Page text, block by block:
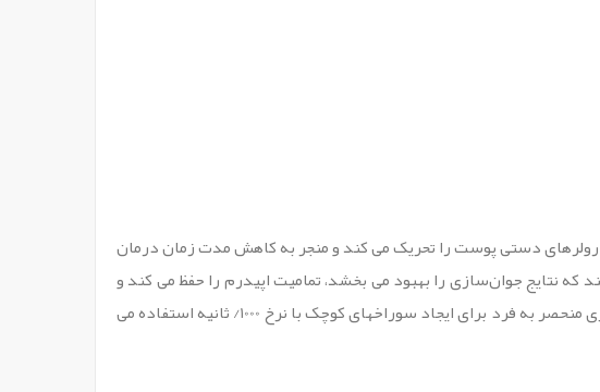
33 استفاده می شود که سریع تر از درما رولرهای دستی پوست را تحریک می کند و منجر به کاهش مدت زمان درمان
نتایج جوان‌سازی را بهبود می بخشد، تمامیت اپیدرم را حفظ می کند و
دوره نقاهت را کاهش می دهد. درماپن یک دستگاه میکرونیدلینگ الکتریکی است و از یک نوک ریز- سوزنی فنری منحصر به فرد برای ایجاد سوراخهای کوچک با نرخ 1000/ ثانیه استفاده می